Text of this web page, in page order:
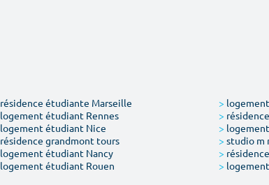
résidence étudiante Marseille >
logement étudiant Rennes >
logement étudiant Nice >
résidence grandmont tours > studio m
logement étudiant Nancy >
logement étudiant Rouen >